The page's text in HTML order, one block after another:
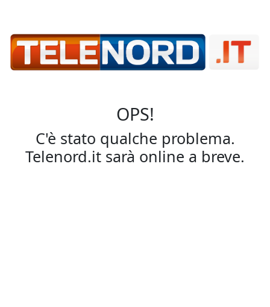
OPS!
C'è stato qualche problema.
Telenord.it sarà online a breve.